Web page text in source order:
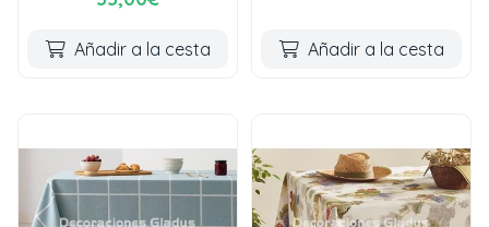
Añadir a la cesta Añadir a la cesta